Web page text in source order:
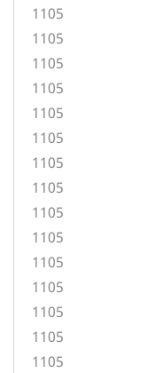
1105
1105
1105
1105
1105
1105
1105
1105
1105
1105
1105
1105
1105
1105
1105